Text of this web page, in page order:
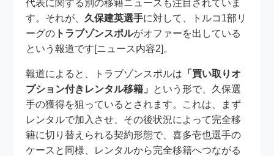
代表に関する別の移籍ニュースも注目されていま
す。それが、久保建英選手に対して、トルコ1部リ
ーグの トラブゾンスポルがオファーを出している
という報道です[ニュース内容2]。
報道によると、トラブゾンスポルは 「買い取りオ
プション付きレンタル移籍」 という形で、久保選
手の獲得を狙っているとされます。これは、まず
レンタルで加入させ、その後状況によって完全移
籍に切り替えられる契約形態で、喜多壱也選手の
ケースと同様、レンタルから完全移籍へつながる